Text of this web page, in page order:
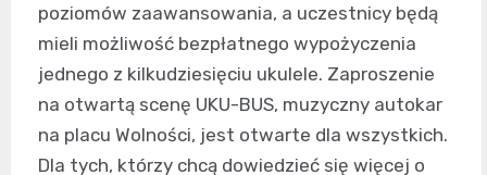
poziomów zaawansowania, a uczestnicy będą
mieli możliwość bezpłatnego wypożyczenia
jednego z kilkudziesięciu ukulele. Zaproszenie
na otwartą scenę UKU-BUS, muzyczny autokar
na placu Wolności, jest otwarte dla wszystkich.
Dla tych, którzy chcą dowiedzieć się więcej o